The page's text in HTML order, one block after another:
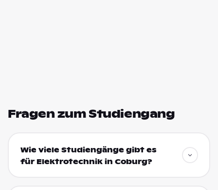
Fragen zum Studiengang
Wie viele Studiengänge gibt es
für Elektrotechnik in Coburg?